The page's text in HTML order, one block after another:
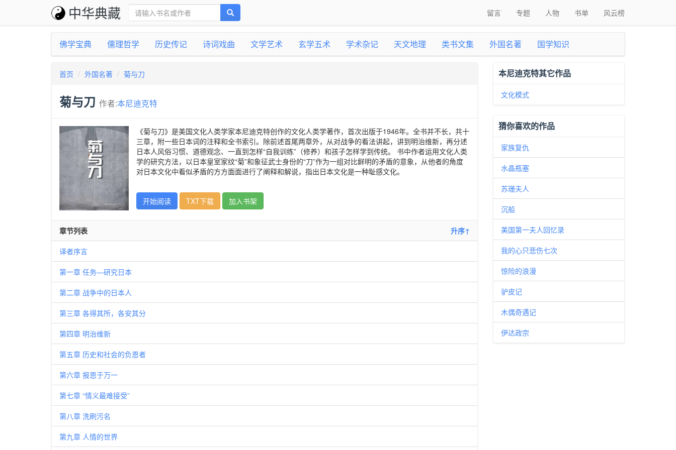
中华典藏 留言 专题 人物 书单 风云榜
佛学宝典 儒理哲学 历史传记 诗词戏曲 文学艺术 玄学五术 学术杂记 天文地理 类书文集 外国名著 国学知识
首页 外国名著 菊与刀
菊与刀 作者:本尼迪克特
《菊与刀》是美国文化人类学家本尼迪克特创作的文化人类学著作，首次出版于1946年。全书并不长，共十
三章，附一些日本词的注释和全书索引。除前述首尾两章外，从对战争的看法讲起，讲到明治维新，再分述
日本人风俗习惯、道德观念、一直到怎样“自我训练”（修养）和孩子怎样学到传统。 书中作者运用文化人类
学的研究方法，以日本皇室家纹“菊”和象征武士身份的“刀”作为一组对比鲜明的矛盾的意象，从他者的角度
对日本文化中看似矛盾的方方面面进行了阐释和解说，指出日本文化是一种耻感文化。
开始阅读 TXT下载 加入书架
章节列表 升序↑
译者序言
第一章 任务—研究日本
第二章 战争中的日本人
第三章 各得其所，各安其分
第四章 明治维新
第五章 历史和社会的负恩者
第六章 报恩于万一
第七章 “情义最难接受”
第八章 洗刷污名
第九章 人情的世界
本尼迪克特其它作品
文化模式
猜你喜欢的作品
家族复仇
水晶瓶塞
苏珊夫人
沉船
美国第一夫人回忆录
我的心只悲伤七次
惊险的浪漫
驴皮记
木偶奇遇记
伊达政宗